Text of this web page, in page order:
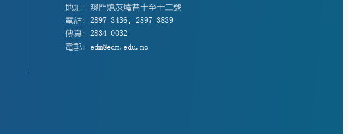
地址: 澳門燒灰爐巷十至十二號
電話: 2897 3436、2897 3839
傳真: 2834 0032
電郵: edm@edm.edu.mo